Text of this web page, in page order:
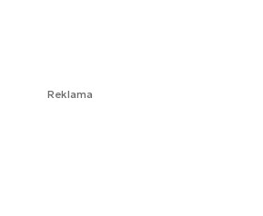
Reklama